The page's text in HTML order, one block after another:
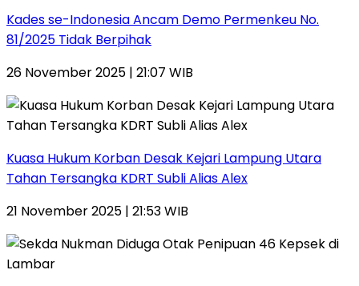
Kades se-Indonesia Ancam Demo Permenkeu No.
81/2025 Tidak Berpihak
26 November 2025 | 21:07 WIB
Kuasa Hukum Korban Desak Kejari Lampung Utara
Tahan Tersangka KDRT Subli Alias Alex
21 November 2025 | 21:53 WIB